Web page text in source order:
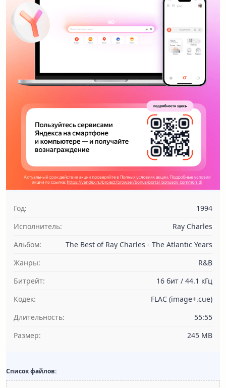
Год:
1994
Исполнитель:
Ray Charles
Альбом:
The Best of Ray Charles - The Atlantic Years
Жанры:
R&B
Битрейт:
16 бит / 44.1 кГц
Кодек:
FLAC (image+.cue)
Длительность:
55:55
Размер:
245 MB
Список файлов: